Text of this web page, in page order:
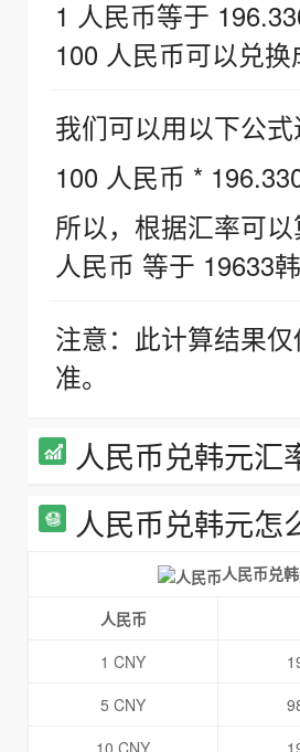
1 人民币等于
100 人民币可以兑换
我们可以用以下公式
100 人民币 *
所以，根据汇率可
人民币 等于 19633
注意：此计算结果
准。
人民币兑韩元汇
人民币兑韩元怎
人民币兑
人民币
1 CNY
5 CNY